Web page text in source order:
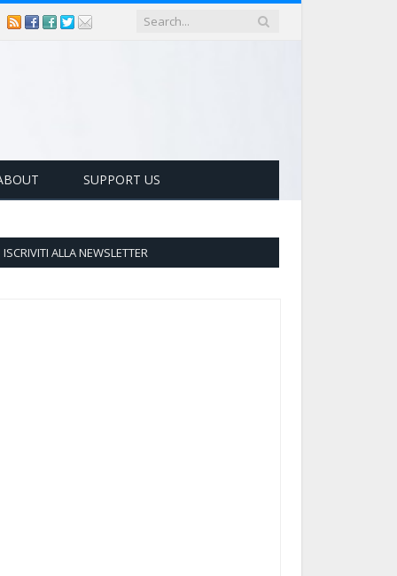
SUPPORT US
ISCRIVITI ALLA NEWSLETTER